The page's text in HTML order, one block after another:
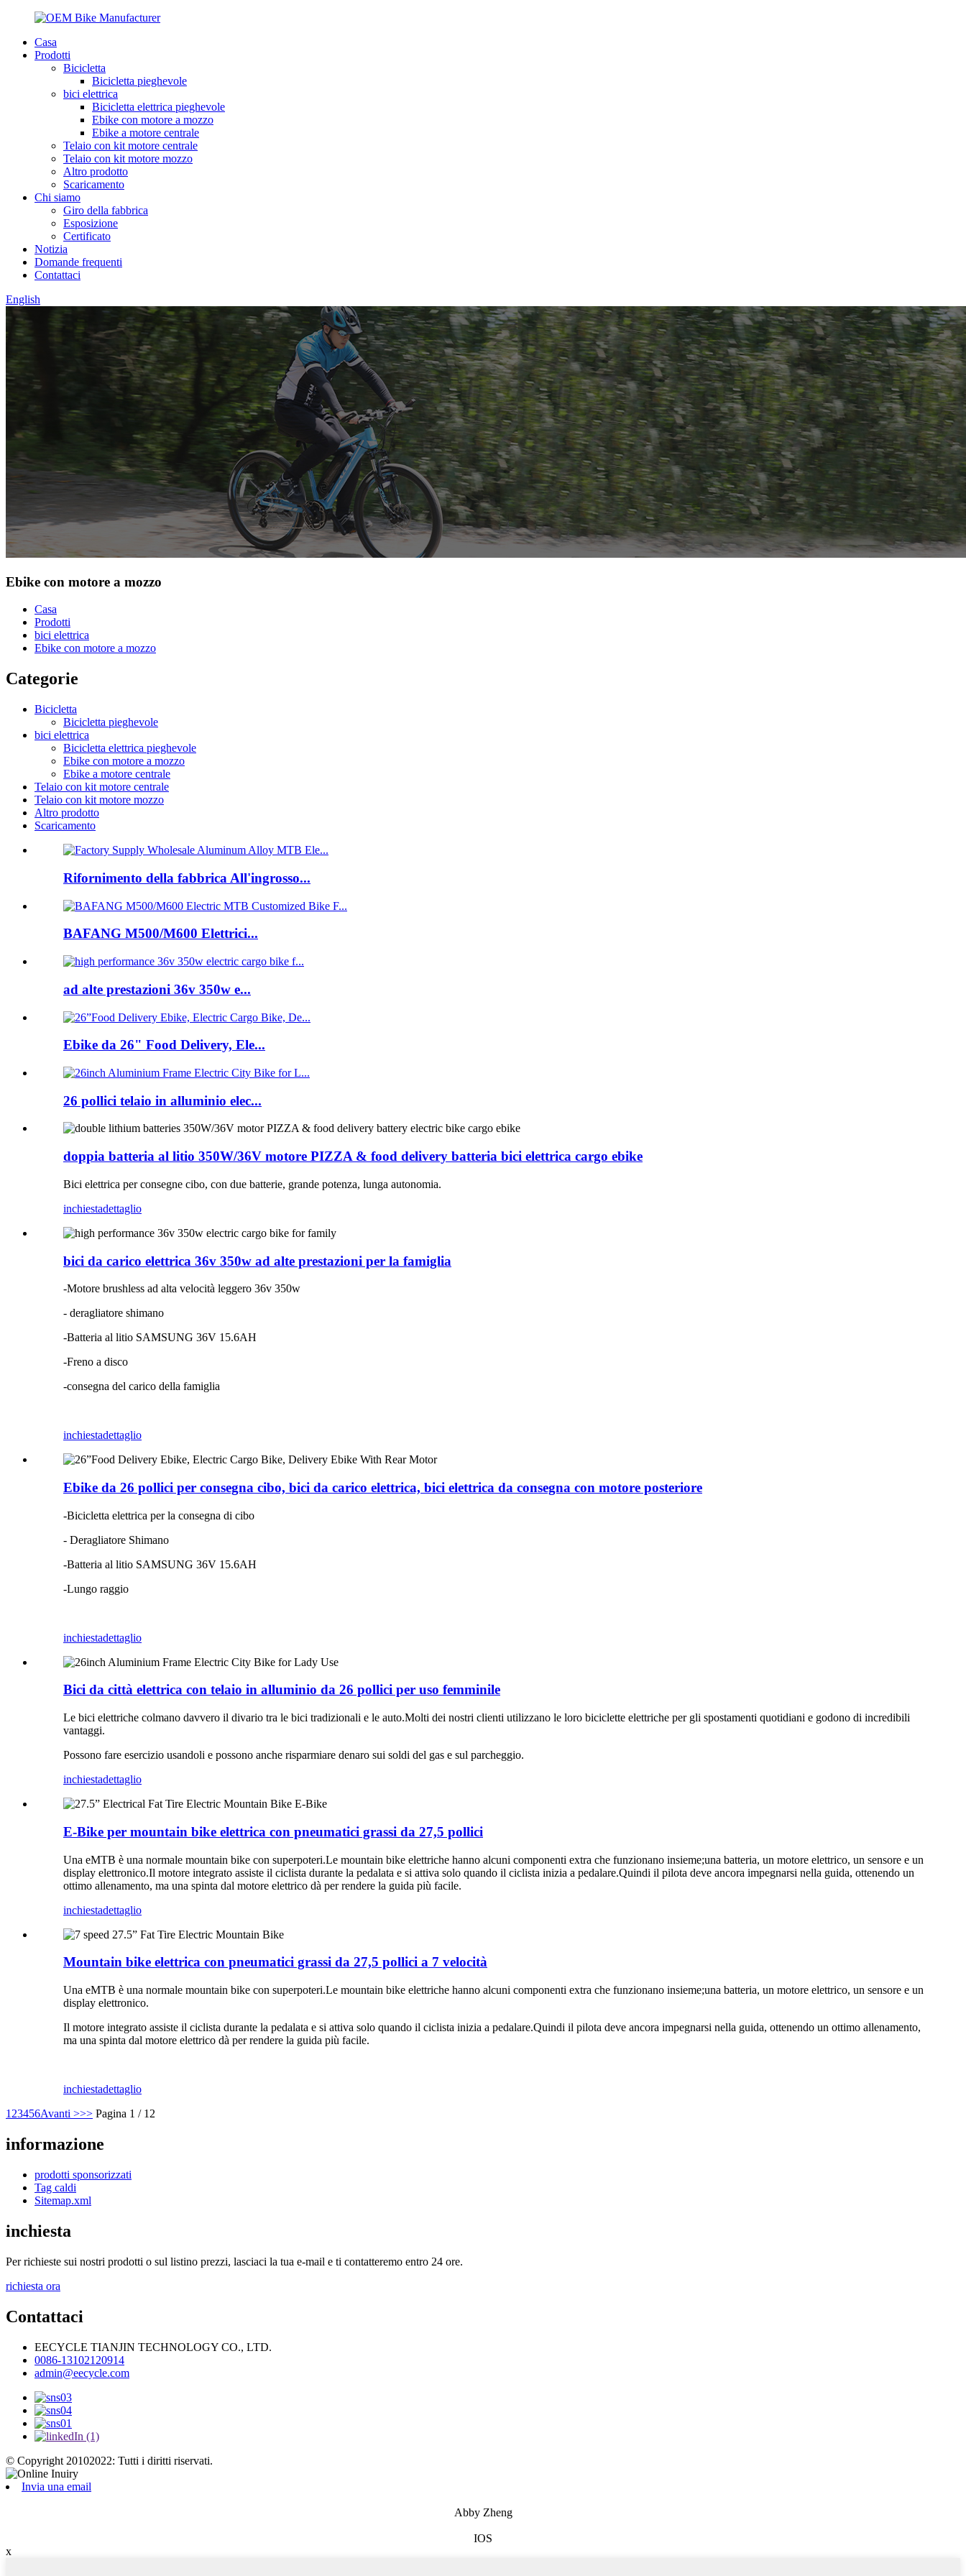
Casa
Prodotti
Bicicletta
Bicicletta pieghevole
bici elettrica
Bicicletta elettrica pieghevole
Ebike con motore a mozzo
Ebike a motore centrale
Telaio con kit motore centrale
Telaio con kit motore mozzo
Altro prodotto
Scaricamento
Chi siamo
Giro della fabbrica
Esposizione
Certificato
Notizia
Domande frequenti
Contattaci
English
Ebike con motore a mozzo
Casa
Prodotti
bici elettrica
Ebike con motore a mozzo
Categorie
Bicicletta
Bicicletta pieghevole
bici elettrica
Bicicletta elettrica pieghevole
Ebike con motore a mozzo
Ebike a motore centrale
Telaio con kit motore centrale
Telaio con kit motore mozzo
Altro prodotto
Scaricamento
Rifornimento della fabbrica All'ingrosso...
BAFANG M500/M600 Elettrici...
ad alte prestazioni 36v 350w e...
Ebike da 26" Food Delivery, Ele...
26 pollici telaio in alluminio elec...
doppia batteria al litio 350W/36V motore PIZZA & food delivery batteria bici elettrica cargo ebike
Bici elettrica per consegne cibo, con due batterie, grande potenza, lunga autonomia.
inchiestadettaglio
bici da carico elettrica 36v 350w ad alte prestazioni per la famiglia
-Motore brushless ad alta velocità leggero 36v 350w
- deragliatore shimano
-Batteria al litio SAMSUNG 36V 15.6AH
-Freno a disco
-consegna del carico della famiglia
inchiestadettaglio
Ebike da 26 pollici per consegna cibo, bici da carico elettrica, bici elettrica da consegna con motore posteriore
-Bicicletta elettrica per la consegna di cibo
- Deragliatore Shimano
-Batteria al litio SAMSUNG 36V 15.6AH
-Lungo raggio
inchiestadettaglio
Bici da città elettrica con telaio in alluminio da 26 pollici per uso femminile
Le bici elettriche colmano davvero il divario tra le bici tradizionali e le auto.Molti dei nostri clienti utilizzano le loro biciclette elettriche per gli spostamenti quotidiani e godono di incredibili
vantaggi.
Possono fare esercizio usandoli e possono anche risparmiare denaro sui soldi del gas e sul parcheggio.
inchiestadettaglio
E-Bike per mountain bike elettrica con pneumatici grassi da 27,5 pollici
Una eMTB è una normale mountain bike con superpoteri.Le mountain bike elettriche hanno alcuni componenti extra che funzionano insieme;una batteria, un motore elettrico, un sensore e un
display elettronico.Il motore integrato assiste il ciclista durante la pedalata e si attiva solo quando il ciclista inizia a pedalare.Quindi il pilota deve ancora impegnarsi nella guida, ottenendo un
ottimo allenamento, ma una spinta dal motore elettrico dà per rendere la guida più facile.
inchiestadettaglio
Mountain bike elettrica con pneumatici grassi da 27,5 pollici a 7 velocità
Una eMTB è una normale mountain bike con superpoteri.Le mountain bike elettriche hanno alcuni componenti extra che funzionano insieme;una batteria, un motore elettrico, un sensore e un
display elettronico.
Il motore integrato assiste il ciclista durante la pedalata e si attiva solo quando il ciclista inizia a pedalare.Quindi il pilota deve ancora impegnarsi nella guida, ottenendo un ottimo allenamento,
ma una spinta dal motore elettrico dà per rendere la guida più facile.
inchiestadettaglio
1 23456Avanti >>> Pagina 1 / 12
informazione
prodotti sponsorizzati
Tag caldi
Sitemap.xml
inchiesta
Per richieste sui nostri prodotti o sul listino prezzi, lasciaci la tua e-mail e ti contatteremo entro 24 ore.
richiesta ora
Contattaci
EECYCLE TIANJIN TECHNOLOGY CO., LTD.
0086-13102120914
admin@eecycle.com
© Copyright 20102022: Tutti i diritti riservati.
Invia una email
Abby Zheng
IOS
x